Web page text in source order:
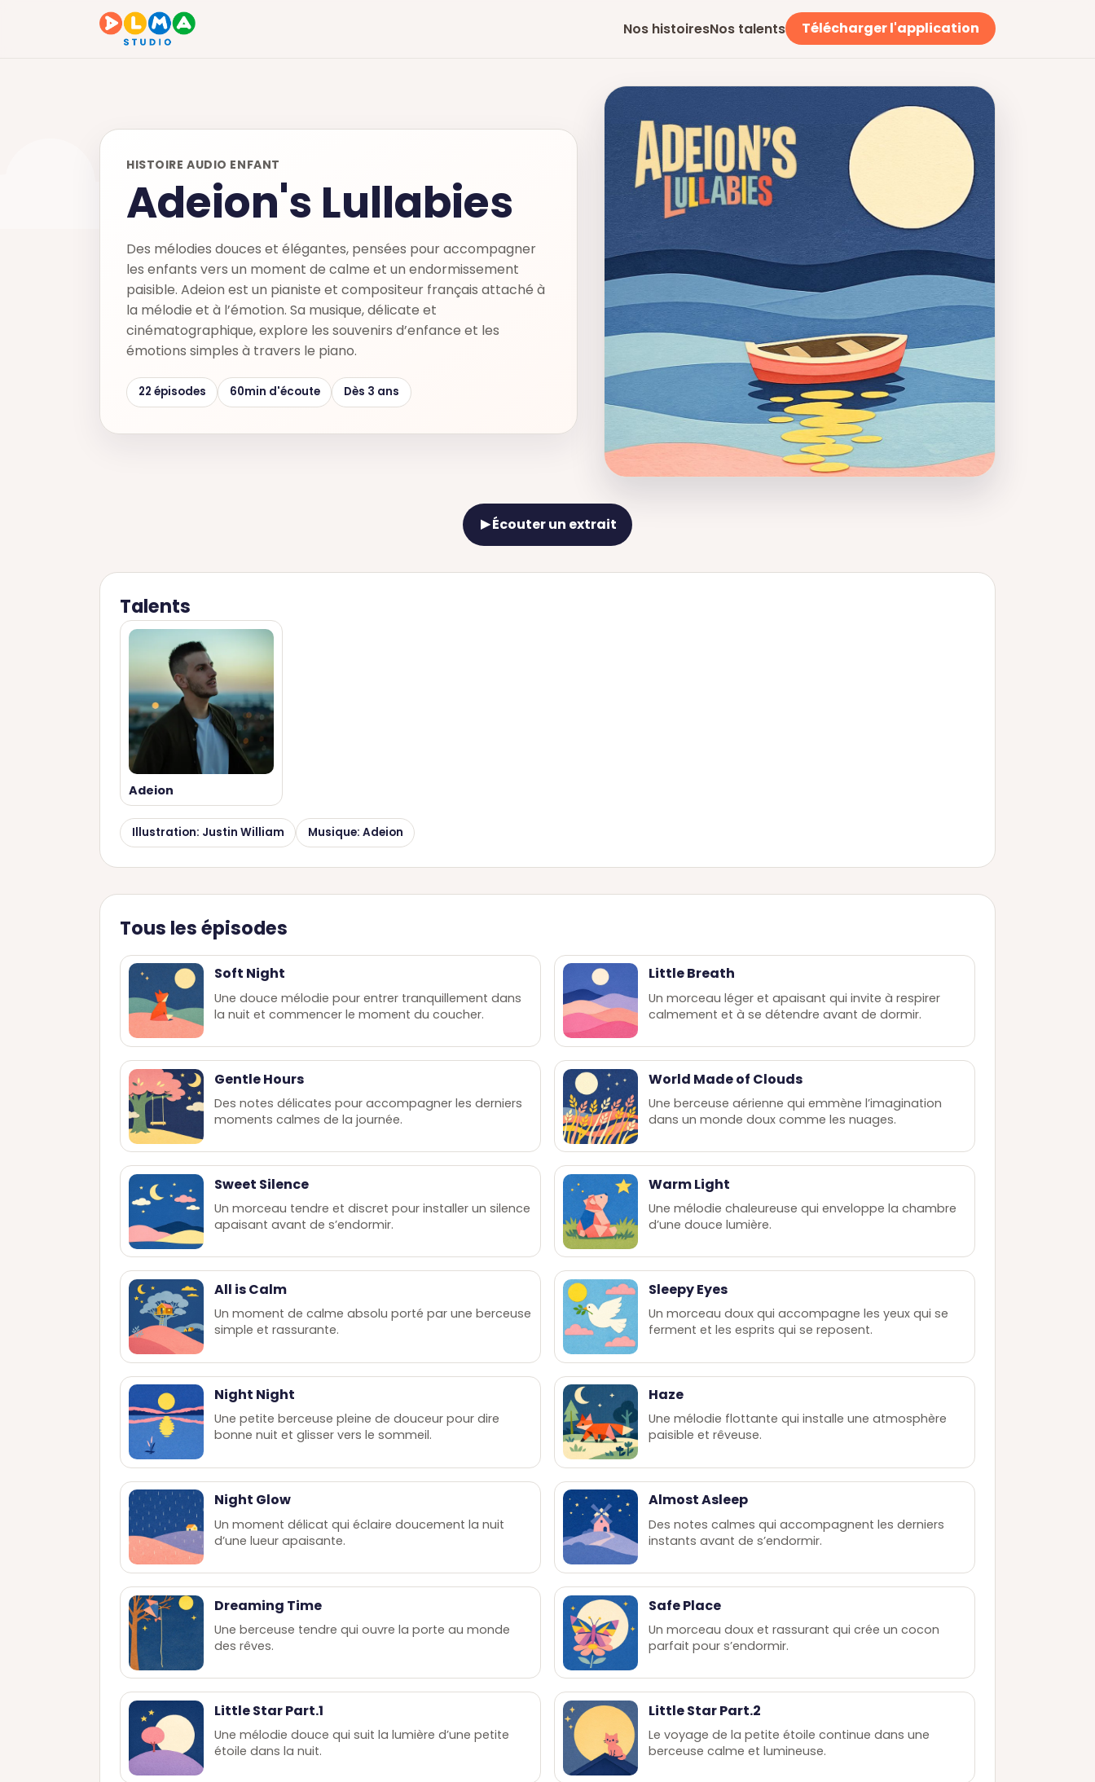
Nos histoiresNos talents Télécharger l'application
HISTOIRE AUDIO ENFANT
Adeion's Lullabies
Des mélodies douces et élégantes, pensées pour accompagner
les enfants vers un moment de calme et un endormissement
paisible. Adeion est un pianiste et compositeur français attaché à
la mélodie et à l’émotion. Sa musique, délicate et
cinématographique, explore les souvenirs d’enfance et les
émotions simples à travers le piano.
22 épisodes 60min d'écoute Dès 3 ans
▶Écouter un extrait
Talents
Adeion
Illustration: Justin William Musique: Adeion
Tous les épisodes
Soft Night
Une douce mélodie pour entrer tranquillement dans
la nuit et commencer le moment du coucher.
Little Breath
Un morceau léger et apaisant qui invite à respirer
calmement et à se détendre avant de dormir.
Gentle Hours
Des notes délicates pour accompagner les derniers
moments calmes de la journée.
World Made of Clouds
Une berceuse aérienne qui emmène l’imagination
dans un monde doux comme les nuages.
Sweet Silence
Un morceau tendre et discret pour installer un silence
apaisant avant de s’endormir.
Warm Light
Une mélodie chaleureuse qui enveloppe la chambre
d’une douce lumière.
All is Calm
Un moment de calme absolu porté par une berceuse
simple et rassurante.
Sleepy Eyes
Un morceau doux qui accompagne les yeux qui se
ferment et les esprits qui se reposent.
Night Night
Une petite berceuse pleine de douceur pour dire
bonne nuit et glisser vers le sommeil.
Haze
Une mélodie flottante qui installe une atmosphère
paisible et rêveuse.
Night Glow
Un moment délicat qui éclaire doucement la nuit
d’une lueur apaisante.
Almost Asleep
Des notes calmes qui accompagnent les derniers
instants avant de s’endormir.
Dreaming Time
Une berceuse tendre qui ouvre la porte au monde
des rêves.
Safe Place
Un morceau doux et rassurant qui crée un cocon
parfait pour s’endormir.
Little Star Part.1
Une mélodie douce qui suit la lumière d’une petite
étoile dans la nuit.
Little Star Part.2
Le voyage de la petite étoile continue dans une
berceuse calme et lumineuse.